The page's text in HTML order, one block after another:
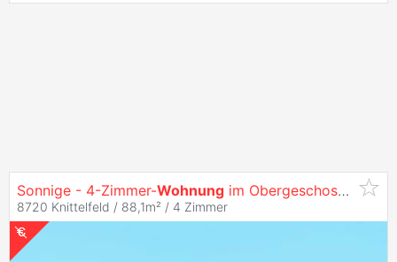
Sonnige - 4-Zimmer-Wohnung im Obergeschoss mit Balkon - geförderte
8720 Knittelfeld / 88,1m² / 4 Zimmer